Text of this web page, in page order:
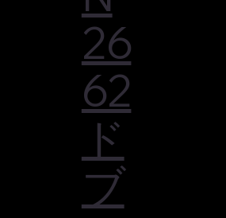
26
62
ド
ブ